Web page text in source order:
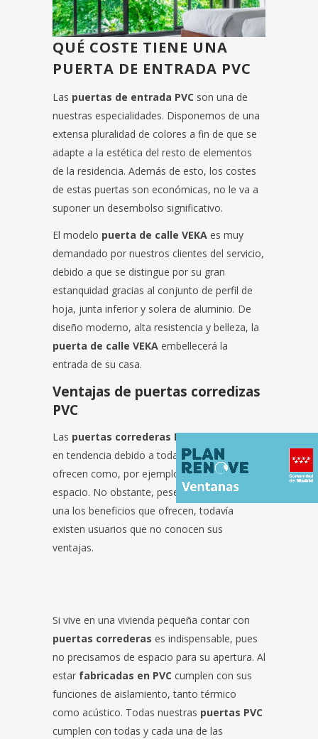
QUÉ COSTE TIENE UNA
PUERTA DE ENTRADA PVC
Las puertas de entrada PVC son una de
nuestras especialidades. Disponemos de una
extensa pluralidad de colores a fin de que se
adapte a la estética del resto de elementos
de la residencia. Además de esto, los costes
de estas puertas son económicas, no le va a
suponer un desembolso significativo.
El modelo puerta de calle VEKA es muy
demandado por nuestros clientes del servicio,
debido a que se distingue por su gran
estanquidad gracias al conjunto de perfil de
hoja, junta inferior y solera de aluminio. De
diseño moderno, alta resistencia y belleza, la
puerta de calle VEKA embellecerá la
entrada de su casa.
Ventajas de puertas corredizas
PVC
Las puertas correderas PVCse encuentran
en tendencia debido a todas las ventajas que
ofrecen como, por ejemplo, utilidad y
espacio. No obstante, pese a todas y cada
una los beneficios que ofrecen, todavía
existen usuarios que no conocen sus
ventajas.
Si vive en una vivienda pequeña contar con
puertas correderas es indispensable, pues
no precisamos de espacio para su apertura. Al
estar fabricadas en PVC cumplen con sus
funciones de aislamiento, tanto térmico
como acústico. Todas nuestras puertas PVC
cumplen con todas y cada una de las